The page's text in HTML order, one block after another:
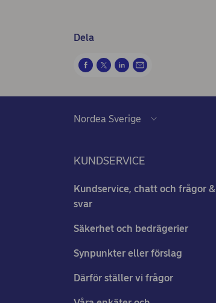
Dela
KUNDSERVICE
Kundservice, chatt och frågor &
svar
Säkerhet och bedrägerier
Synpunkter eller förslag
Därför ställer vi frågor